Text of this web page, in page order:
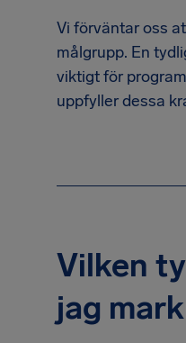
Vi förväntar oss
målgrupp. En
viktigt för
uppfyller dessa
Vilken
jag